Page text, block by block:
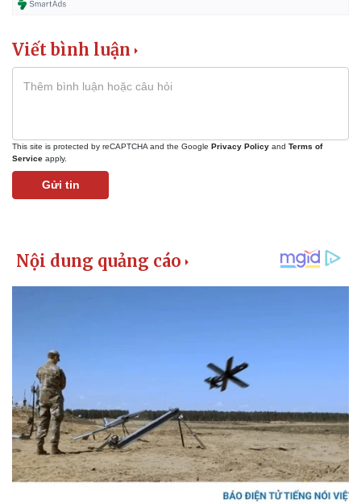
Bất động sản
Giá cà phê
Viết bình luận
This site is protected by reCAPTCHA and the Google Privacy Policy and Terms of
Service apply.
Gửi tin